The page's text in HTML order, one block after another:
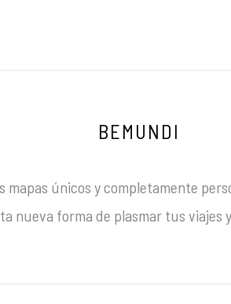
BEMUNDI
mapas únicos y completamente
nueva forma de plasmar tus viajes